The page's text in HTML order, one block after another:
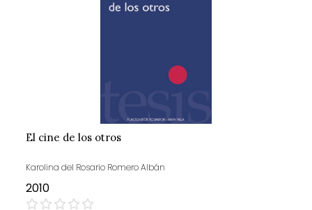
El cine de los otros
Karolina del Rosario Romero Albán
2010